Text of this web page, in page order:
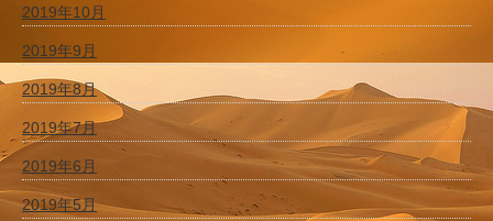
2019年10月
2019年9月
2019年8月
2019年7月
2019年6月
2019年5月